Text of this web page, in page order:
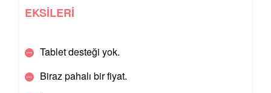
EKSİLERİ
Tablet desteği yok.
Biraz pahalı bir fiyat.